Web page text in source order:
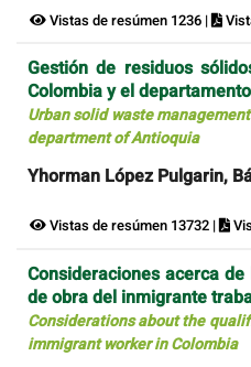
Vistas de resúmen 1236 |
Gestión de residuos
Colombia y el
Urban solid waste
department of Antioquia
Yhorman López Pulgarin,
Vistas de resúmen 13732 |
Consideraciones acerca
de obra del inmigrante
Considerations about the
immigrant worker in Colombia